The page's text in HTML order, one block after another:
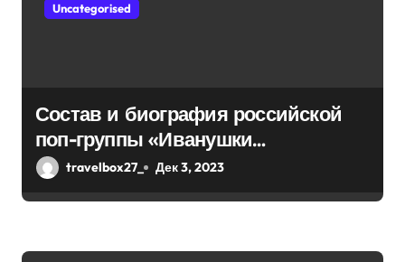
я
м
Uncategorised
Состав и биография российской
поп-группы «Иванушки
интернешнл» — история успеха,
travelbox27_ Дек 3, 2023